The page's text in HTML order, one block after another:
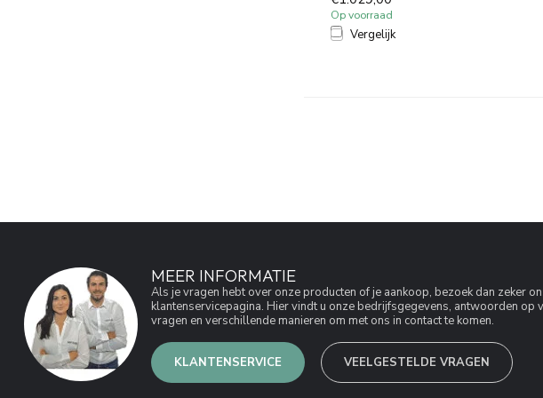
Op voorraad
Vergelijk
MEER INFORMATIE
Als je vragen hebt over onze producten of je aankoop, bezoek dan zeker
klantenservicepagina. Hier vindt u onze bedrijfsgegevens, antwoorden op
vragen en verschillende manieren om met ons in contact te komen.
KLANTENSERVICE VEELGESTELDE VRAGEN